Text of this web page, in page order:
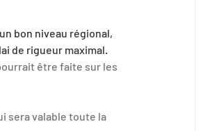
bon niveau régional,
de rigueur maximal.
être faite sur les
sera valable toute la